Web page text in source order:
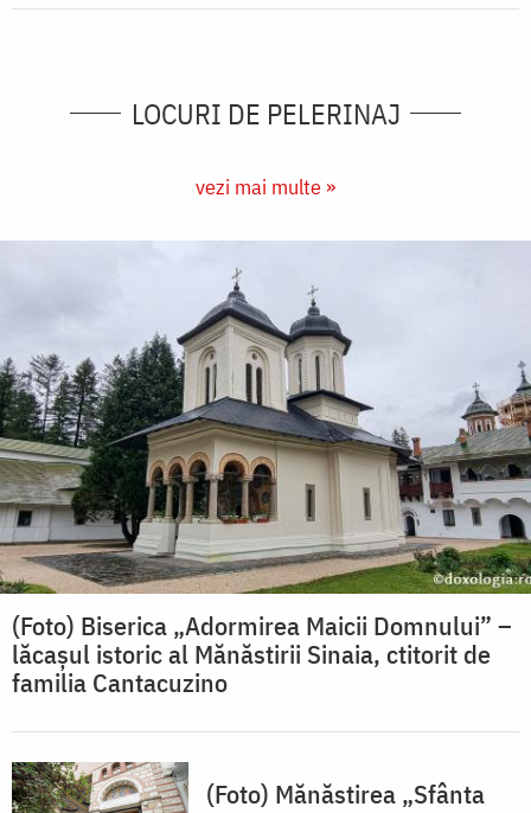
LOCURI DE PELERINAJ
vezi mai multe »
(Foto) Biserica „Adormirea Maicii Domnului” –
lăcașul istoric al Mănăstirii Sinaia, ctitorit de
familia Cantacuzino
(Foto) Mănăstirea „Sfânta